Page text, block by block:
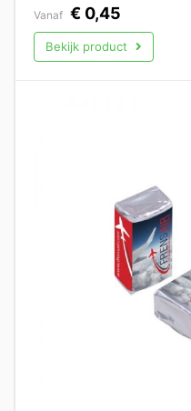
Vanaf € 0,45
Bekijk product